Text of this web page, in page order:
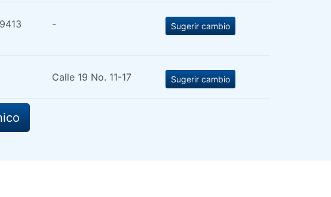
- Sugerir cambio
Calle 19 No. 11-17 Sugerir cambio